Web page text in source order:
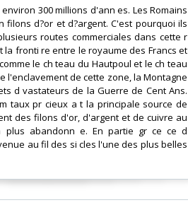
300 millions d'ann es. Les Romains
d?or et d?argent. C'est pourquoi ils
routes commerciales dans cette r
la fronti re entre le royaume des Francs et
le ch teau du Hautpoul et le ch teau
l'enclavement de cette zone, la Montagne
d vastateurs de la Guerre de Cent Ans.
taux pr cieux a t la principale source de
des filons d'or, d'argent et de cuivre au
abandonn e. En partie gr ce ce d
au fil des si cles l'une des plus belles